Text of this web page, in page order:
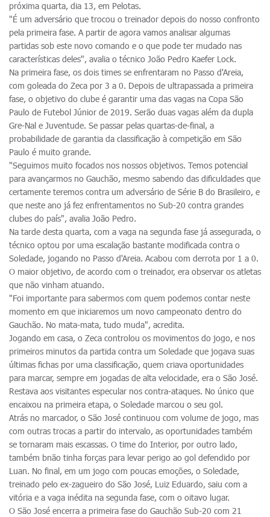
próxima quarta, dia 13, em Pelotas.
"É um adversário que trocou o treinador depois do nosso confronto
pela primeira fase. A partir de agora vamos analisar algumas
partidas sob este novo comando e o que pode ter mudado nas
características deles", avalia o técnico João Pedro Kaefer Lock.
Na primeira fase, os dois times se enfrentaram no Passo d'Areia,
com goleada do Zeca por 3 a 0. Depois de ultrapassada a primeira
fase, o objetivo do clube é garantir uma das vagas na Copa São
Paulo de Futebol Júnior de 2019. Serão duas vagas além da dupla
Gre-Nal e Juventude. Se passar pelas quartas-de-final, a
probabilidade de garantia da classificação à competição em São
Paulo é muito grande.
"Seguimos muito focados nos nossos objetivos. Temos potencial
para avançarmos no Gauchão, mesmo sabendo das dificuldades que
certamente teremos contra um adversário de Série B do Brasileiro, e
que neste ano já fez enfrentamentos no Sub-20 contra grandes
clubes do país", avalia João Pedro.
Na tarde desta quarta, com a vaga na segunda fase já assegurada, o
técnico optou por uma escalação bastante modificada contra o
Soledade, jogando no Passo d'Areia. Acabou com derrota por 1 a 0.
O maior objetivo, de acordo com o treinador, era observar os atletas
que não vinham atuando.
"Foi importante para sabermos com quem podemos contar neste
momento em que iniciaremos um novo campeonato dentro do
Gauchão. No mata-mata, tudo muda", acredita.
Jogando em casa, o Zeca controlou os movimentos do jogo, e nos
primeiros minutos da partida contra um Soledade que jogava suas
últimas fichas por uma classificação, quem criava oportunidades
para marcar, sempre em jogadas de alta velocidade, era o São José.
Restava aos visitantes especular nos contra-ataques. No único que
encaixou na primeira etapa, o Soledade marcou o seu gol.
Atrás no marcador, o São José continuou com volume de jogo, mas
com outras trocas a partir do intervalo, as oportunidades também
se tornaram mais escassas. O time do Interior, por outro lado,
também bnão tinha forças para levar perigo ao gol defendido por
Luan. No final, em um jogo com poucas emoções, o Soledade,
treinado pelo ex-zagueiro do São José, Luiz Eduardo, saiu com a
vitória e a vaga inédita na segunda fase, com o oitavo lugar.
O São José encerra a primeira fase do Gauchão Sub-20 com 21